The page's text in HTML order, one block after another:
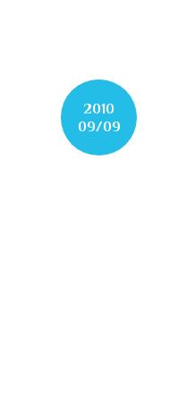
2010
09/09